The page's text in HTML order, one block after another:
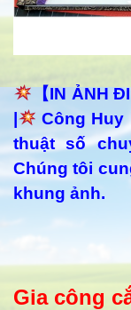
【IN ẢNH
|
Công
thuật số
Chúng tôi
khung ảnh.
Gia công